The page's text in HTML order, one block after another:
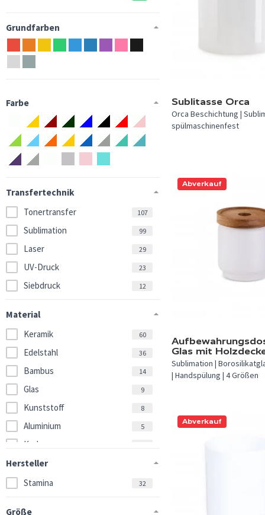
Grundfarben
Farbe
Transfertechnik
Tonertransfer
107
Sublimation 99
Laser 29
UV-Druck 23
Siebdruck 12
Material
Keramik
60
Edelstahl 36
Bambus 14
Glas 9
Kunststoff 8
Aluminium 5
Kork
Porzellan
Emaille 1
Hersteller
Stamina
32
Größe
Sublitasse Orca
Orca Beschichtung |
spülmaschinenfest
Abverkauf
Glas mit
Sublimation |
| Handspülung | 4 Größen
Abverkauf